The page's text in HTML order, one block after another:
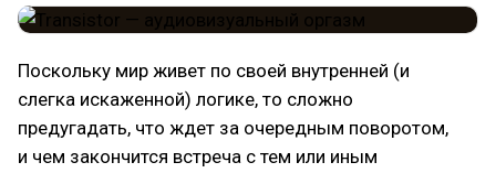
Поскольку мир живет по своей внутренней (и
слегка искаженной) логике, то сложно
предугадать, что ждет за очередным поворотом,
и чем закончится встреча с тем или иным